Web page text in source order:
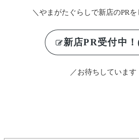
＼やまがたぐらしで新店のPR
新店PR受付中
／お待ちしています